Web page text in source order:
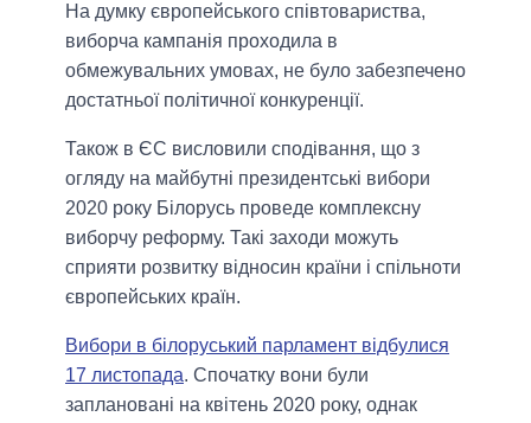
На думку європейського співтовариства,
виборча кампанія проходила в
обмежувальних умовах, не було забезпечено
достатньої політичної конкуренції.
Також в ЄС висловили сподівання, що з
огляду на майбутні президентські вибори
2020 року Білорусь проведе комплексну
виборчу реформу. Такі заходи можуть
сприяти розвитку відносин країни і спільноти
європейських країн.
Вибори в білоруський парламент відбулися
17 листопада. Спочатку вони були
заплановані на квітень 2020 року, однак